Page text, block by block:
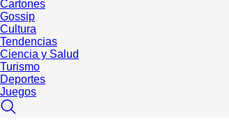
Cartones
Gossip
Cultura
Tendencias
Ciencia y Salud
Turismo
Deportes
Juegos